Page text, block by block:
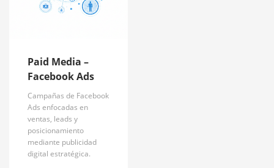
Paid Media –
Facebook Ads
Campañas de Facebook
Ads enfocadas en
ventas, leads y
posicionamiento
mediante publicidad
digital estratégica.